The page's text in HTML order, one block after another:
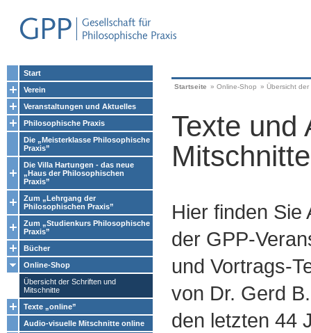
Start
Verein
Veranstaltungen und Aktuelles
Philosophische Praxis
Die „Meisterklasse Philosophische
Praxis”
Die Villa Hartungen - das neue
„Haus der Philosophischen
Praxis”
Zum „Lehrgang der
Philosophischen Praxis”
Zum „Studienkurs Philosophische
Praxis”
Bücher
Online-Shop
Übersicht der Schriften und
Mitschnitte
Texte „online”
Audio-visuelle Mitschnitte online
Startseite » Online-Shop » Übersicht
Texte und
Mitschnitte
Hier finden Sie
der GPP-
und Vortrags-
von Dr. Gerd
den letzten 44